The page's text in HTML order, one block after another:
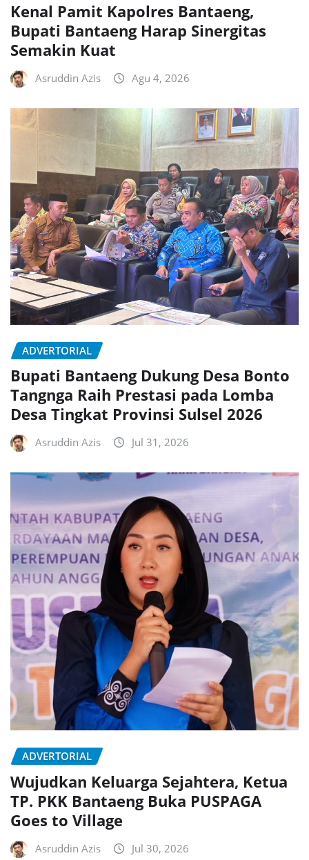
Kenal Pamit Kapolres Bantaeng,
Bupati Bantaeng Harap Sinergitas
Semakin Kuat
Asruddin Azis Agu 4, 2026
ADVERTORIAL
Bupati Bantaeng Dukung Desa Bonto
Tangnga Raih Prestasi pada Lomba
Desa Tingkat Provinsi Sulsel 2026
Asruddin Azis Jul 31, 2026
ADVERTORIAL
Wujudkan Keluarga Sejahtera, Ketua
TP. PKK Bantaeng Buka PUSPAGA
Goes to Village
Asruddin Azis Jul 30, 2026